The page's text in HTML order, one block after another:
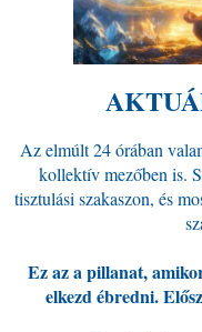
Az elmúlt 24 órában
kollektív mezőben is.
tisztulási szakaszon, és
Ez az a pillanat,
elkezd ébredni.